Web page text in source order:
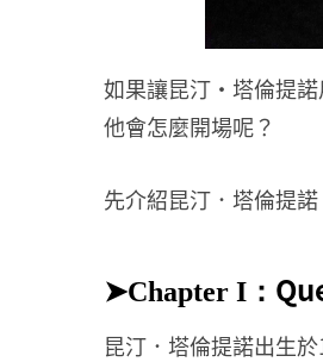
如果讓昆汀・塔倫提
他會怎麼開場呢？
先介紹昆汀．塔倫提
➤Chapter I：
昆汀．塔倫提諾出生